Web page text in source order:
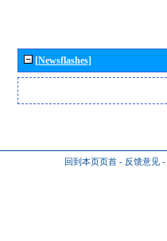
[Newsflashes]
回到本页页首 - 反馈意见 -